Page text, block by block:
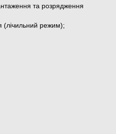
та розрядження
(лічильний режим);